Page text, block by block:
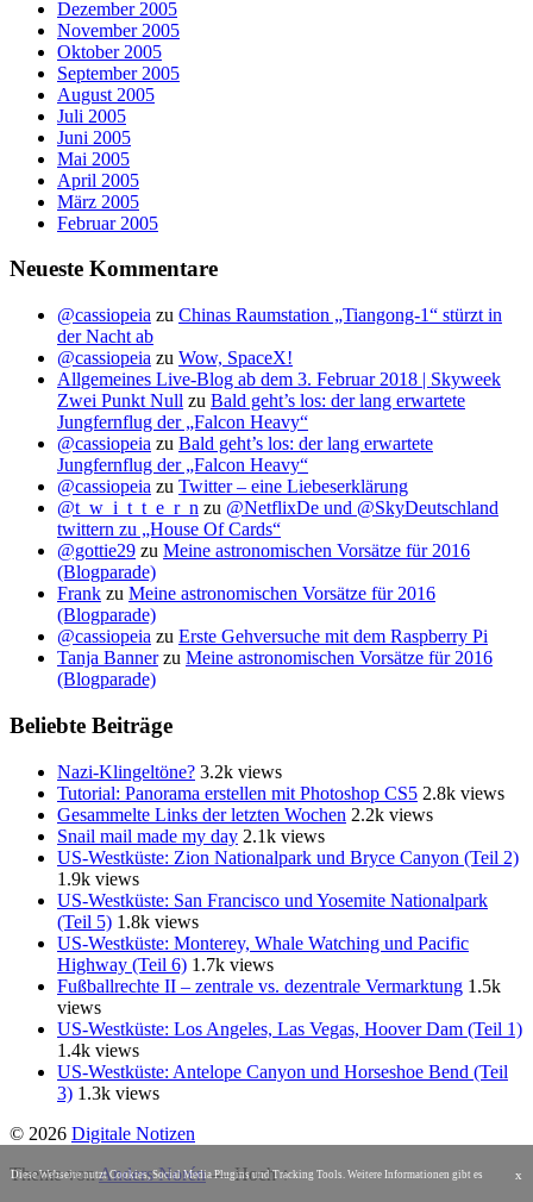
Dezember 2005
November 2005
Oktober 2005
September 2005
August 2005
Juli 2005
Juni 2005
Mai 2005
April 2005
März 2005
Februar 2005
Neueste Kommentare
@cassiopeia zu Chinas Raumstation „Tiangong-1“ stürzt in
der Nacht ab
@cassiopeia zu Wow, SpaceX!
Allgemeines Live-Blog ab dem 3. Februar 2018 | Skyweek
Zwei Punkt Null zu Bald geht’s los: der lang erwartete
Jungfernflug der „Falcon Heavy“
@cassiopeia zu Bald geht’s los: der lang erwartete
Jungfernflug der „Falcon Heavy“
@cassiopeia zu Twitter – eine Liebeserklärung
@t_w_i_t_t_e_r_n zu @NetflixDe und @SkyDeutschland
twittern zu „House Of Cards“
@gottie29 zu Meine astronomischen Vorsätze für 2016
(Blogparade)
Frank zu Meine astronomischen Vorsätze für 2016
(Blogparade)
@cassiopeia zu Erste Gehversuche mit dem Raspberry Pi
Tanja Bannerzu Meine astronomischen Vorsätze für 2016
(Blogparade)
Beliebte Beiträge
Nazi-Klingeltöne? 3.2k views
Tutorial: Panorama erstellen mit Photoshop CS5 2.8k views
Gesammelte Links der letzten Wochen 2.2k views
Snail mail made my day 2.1k views
US-Westküste: Zion Nationalpark und Bryce Canyon (Teil 2)
1.9k views
US-Westküste: San Francisco und Yosemite Nationalpark
(Teil 5) 1.8k views
US-Westküste: Monterey, Whale Watching und Pacific
Highway (Teil 6) 1.7k views
Fußballrechte II – zentrale vs. dezentrale Vermarktung 1.5k
views
US-Westküste: Los Angeles, Las Vegas, Hoover Dam (Teil 1)
1.4k views
US-Westküste: Antelope Canyon und Horseshoe Bend (Teil
3) 1.3k views
© 2026 Digitale Notizen
Theme vonAnders Norén—Hoch ↑
Diese Webseite nutzt Cookies, Social Media Plugins und Tracking Tools. Weitere Informationen gibt es x